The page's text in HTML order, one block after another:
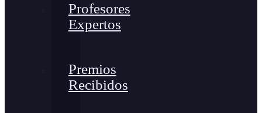
Profesores
Expertos
Premios
Recibidos